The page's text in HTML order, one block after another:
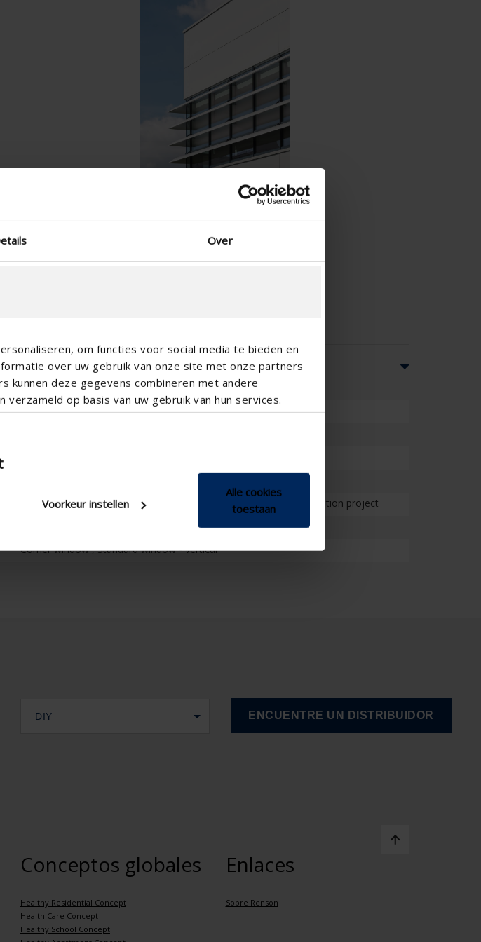
Over
om functies voor social media te bieden en
over uw gebruik van onze site met onze partners
kunnen deze gegevens combineren met andere
op basis van uw gebruik van hun services.
Voorkeur instellen
Alle cookies
toestaan
Vertical
Apartment , Hospital , Office , School , Veranda
New construction/Large renovation project , Project , Small renovation project
Corner window , Standard window - vertical
DIY
Conceptos globales
Healthy Residential Concept
Health Care Concept
Healthy School Concept
Enlaces
Sobre Renson